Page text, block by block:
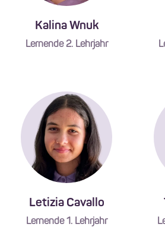
Kalina Wnuk
Lernende 2. Lehrjahr
Letizia Cavallo
Lernende 1. Lehrjahr